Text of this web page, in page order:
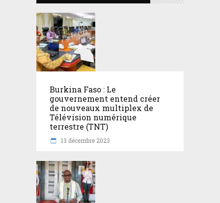
Burkina Faso : Le
gouvernement entend créer
de nouveaux multiplex de
Télévision numérique
terrestre (TNT)
13 décembre 2023